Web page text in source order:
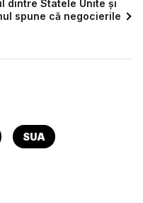
dintre Statele Unite și
spune că negocierile
SUA